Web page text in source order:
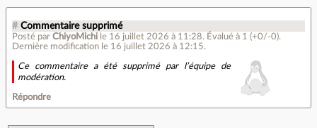
# Commentaire supprimé
Posté par ChiyoMichi le 16 juillet 2026 à 11:28. Évalué à 1 (+0/-0).
Dernière modification le 16 juillet 2026 à 12:15.
Ce commentaire a été supprimé par l’équipe de
modération.
Répondre